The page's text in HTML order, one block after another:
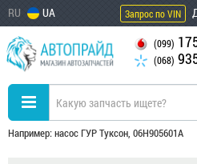
RU UA Запрос по VIN
(099)
(068)
Например: насос ГУР Туксон, 06H905601A